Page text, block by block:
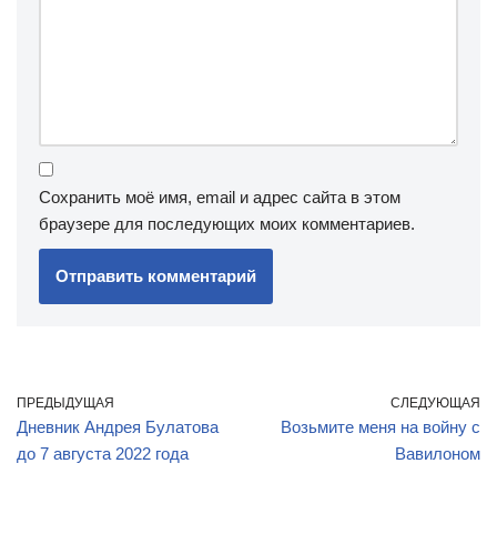
Сохранить моё имя, email и адрес сайта в этом
браузере для последующих моих комментариев.
ПРЕДЫДУЩАЯ
Дневник Андрея Булатова
до 7 августа 2022 года
СЛЕДУЮЩАЯ
Возьмите меня на войну с
Вавилоном